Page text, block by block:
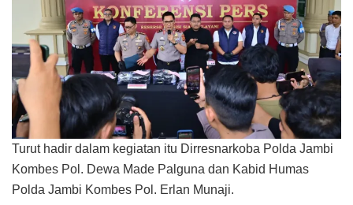
Turut hadir dalam kegiatan itu Dirresnarkoba Polda Jambi
Kombes Pol. Dewa Made Palguna dan Kabid Humas
Polda Jambi Kombes Pol. Erlan Munaji.